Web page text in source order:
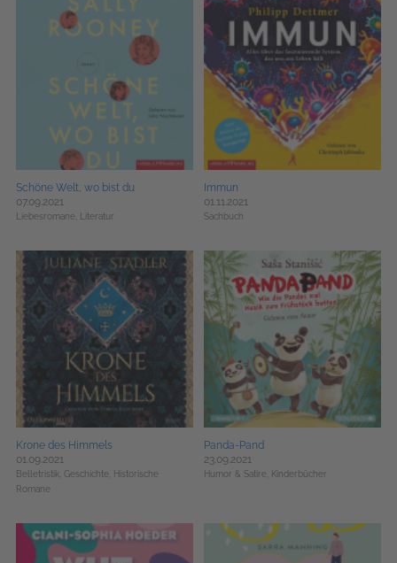
Schöne Welt, wo bist du
07.09.2021
Liebesromane, Literatur
Immun
01.11.2021
Sachbuch
Krone des Himmels
01.09.2021
Belletristik, Geschichte,
Historische
Romane
Panda-Pand
23.09.2021
Humor & Satire, Kinderbücher